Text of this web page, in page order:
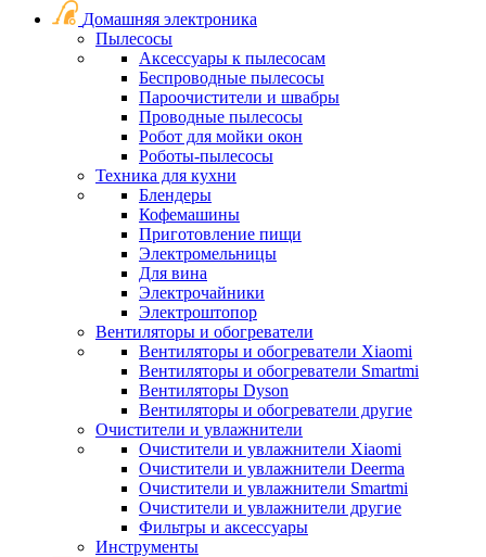
Домашняя электроника
Пылесосы
Аксессуары к пылесосам
Беспроводные пылесосы
Пароочистители и швабры
Проводные пылесосы
Робот для мойки окон
Роботы-пылесосы
Техника для кухни
Блендеры
Кофемашины
Приготовление пищи
Электромельницы
Для вина
Электрочайники
Электроштопор
Вентиляторы и обогреватели
Вентиляторы и обогреватели Xiaomi
Вентиляторы и обогреватели Smartmi
Вентиляторы Dyson
Вентиляторы и обогреватели другие
Очистители и увлажнители
Очистители и увлажнители Xiaomi
Очистители и увлажнители Deerma
Очистители и увлажнители Smartmi
Очистители и увлажнители другие
Фильтры и аксессуары
Инструменты